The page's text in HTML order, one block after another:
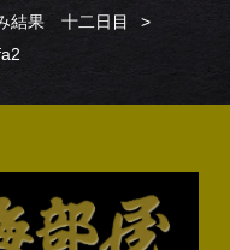
結果 十二日目